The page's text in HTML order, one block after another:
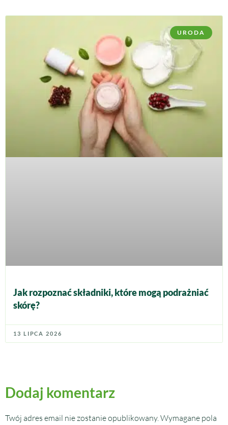
URODA
Jak rozpoznać składniki, które mogą podrażniać
skórę?
13 LIPCA 2026
Dodaj komentarz
Twój adres email nie zostanie opublikowany.Wymagane pola